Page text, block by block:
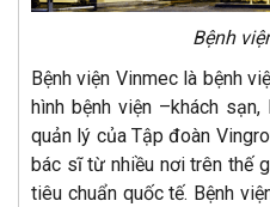
Bệnh
Bệnh viện Vinmec là bệnh
hình bệnh viện –khách
quản lý của Tập đoàn
bác sĩ từ nhiều nơi trên thế
tiêu chuẩn quốc tế. Bệnh